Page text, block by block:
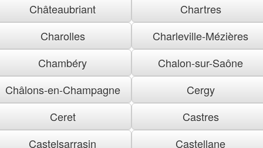
Châteaubriant
Chartres
Charolles
Charleville-Mézières
Chambéry
Chalon-sur-Saône
Châlons-en-Champagne
Cergy
Ceret
Castres
Castelsarrasin
Castellane